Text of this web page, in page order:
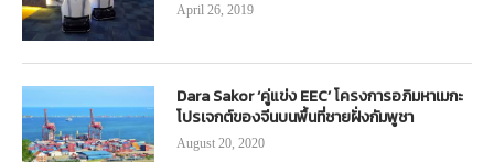
April 26, 2019
Dara Sakor ‘คู่แข่ง EEC’ โครงการอภิมหาเมกะ
โปรเจกต์ของจีนบนพื้นที่ชายฝั่งกัมพูชา
August 20, 2020